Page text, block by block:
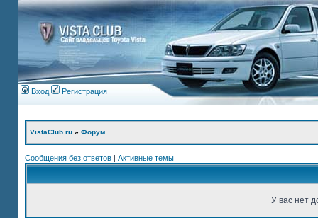
Вход Регистрация
VistaClub.ru » Форум
Сообщения без ответов | Активные темы
У вас нет